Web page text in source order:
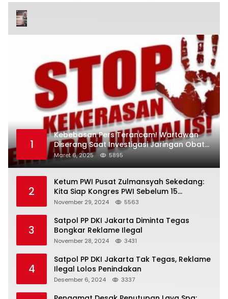
1
Kebebasan Pers Terancam! Wartawan
Diserang Saat Investigasi Jaringan Obat
Terlarang
Maret 6, 2025 5895
2
Ketum PWI Pusat Zulmansyah Sekedang:
Kita Siap Kongres PWI Sebelum 15
Desember 2024
November 29, 2024 5563
3
Satpol PP DKI Jakarta Diminta Tegas
Bongkar Reklame Ilegal
November 28, 2024 3431
4
Satpol PP DKI Jakarta Tak Tegas, Reklame
Ilegal Lolos Penindakan
Desember 6, 2024 3337